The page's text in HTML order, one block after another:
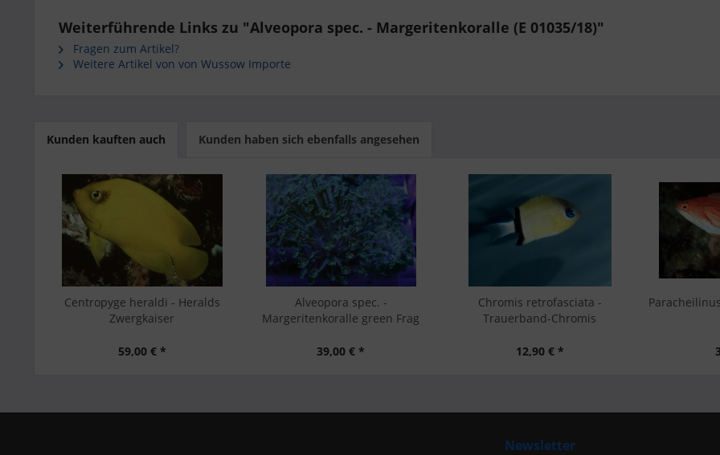
Weiterführende Links zu "Alveopora spec. - Margeritenkoralle (E 01035/18)"
Fragen zum Artikel?
Weitere Artikel von von Wussow Importe
Kunden kauften auch Kunden haben sich ebenfalls angesehen
Centropyge heraldi - Heralds
Zwergkaiser
59,00 € *
Alveopora spec. -
Margeritenkoralle green Frag
39,00 € *
Chromis retrofasciata -
Trauerband-Chromis
12,90 € *
Newsletter